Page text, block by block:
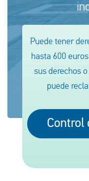
Comprobar la
Español
Embarque denegado
Nuestro servicio
Puede tener
hasta 600
sus derechos
puede
Control